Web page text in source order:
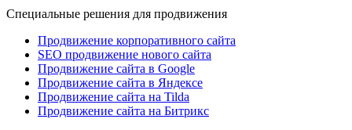
Специальные решения для продвижения
Продвижение корпоративного сайта
SEO продвижение нового сайта
Продвижение сайта в Google
Продвижение сайта в Яндексе
Продвижение сайта на Tilda
Продвижение сайта на Битрикс